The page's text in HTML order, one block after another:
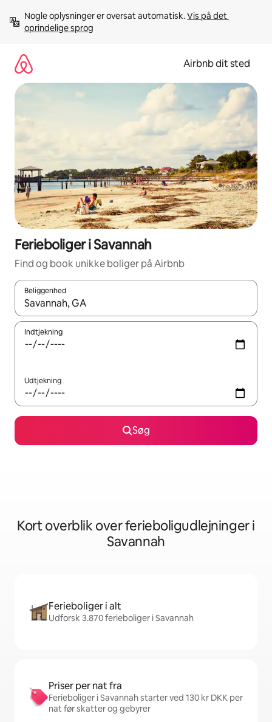
videre
Nogle oplysninger er oversat automatisk. Vis på det
oprindelige sprog
Airbnb dit sted
Ferieboliger i Savannah
Find og book unikke boliger på Airbnb
Beliggenhed
Når resultaterne er tilgængelige, skal du navigere med
Indtjekning
Udtjekning
Søg
Kort overblik over ferieboligudlejninger i
Savannah
Ferieboliger i alt
Udforsk 3.870 ferieboliger i Savannah
Priser per nat fra
Ferieboliger i Savannah starter ved 130 kr DKK per
nat før skatter og gebyrer